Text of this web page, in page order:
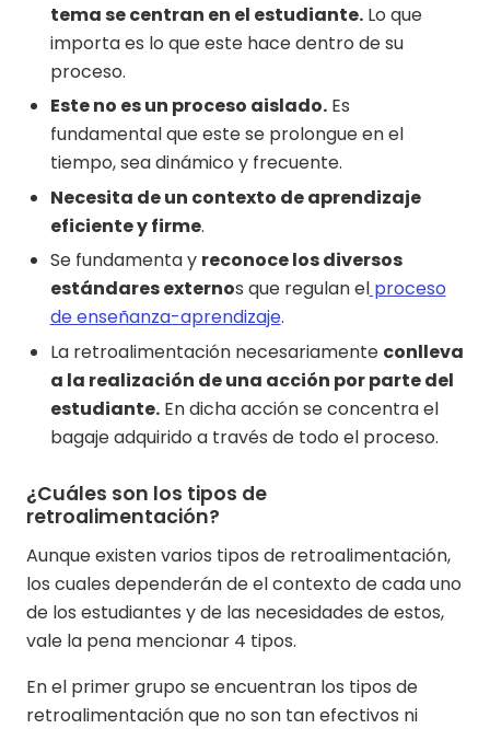
tema se centran en el estudiante.Lo que
importa es lo que este hace dentro de su
proceso.
Este no es un proceso aislado.Es
fundamental que este se prolongue en el
tiempo, sea dinámico y frecuente.
Necesita de un contexto de aprendizaje
eficiente y firme.
Se fundamenta y reconoce los diversos
estándares externos que regulan elproceso
de enseñanza-aprendizaje.
La retroalimentación necesariamente conlleva
a la realización de una acción por parte del
estudiante.En dicha acción se concentra el
bagaje adquirido a través de todo el proceso.
¿Cuáles son los tipos de
retroalimentación?
Aunque existen varios tipos de retroalimentación,
los cuales dependerán de el contexto de cada uno
de los estudiantes y de las necesidades de estos,
vale la pena mencionar 4 tipos.
En el primer grupo se encuentran los tipos de
retroalimentación que no son tan efectivos ni